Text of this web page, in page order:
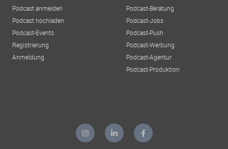
Podcast anmelden
Podcast hochladen
Podcast-Events
Registrierung
Anmeldung
Podcast-Beratung
Podcast-Jobs
Podcast-Push
Podcast-Werbung
Podcast-Agentur
Podcast-Produktion